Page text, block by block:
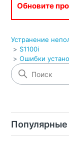
Обновите
Устранение
S1100i
Ошибки
Популярные